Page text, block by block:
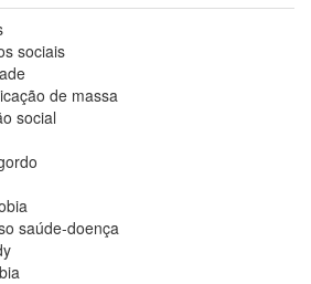
sociais
de massa
social
saúde-doença